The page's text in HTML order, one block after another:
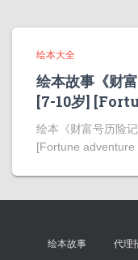
绘本大全
绘本故事《财
[7-10岁]
绘本《财富号历险
[Fortune adventure
绘本故事 代理